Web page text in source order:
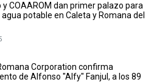
y COAAROM dan primer palazo para
potable en Caleta y Romana del
Corporation confirma
de Alfonso "Alfy" Fanjul, a los 89